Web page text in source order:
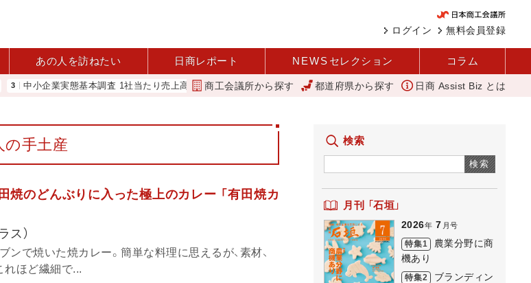
無料会員登録
ログイン
あの人を訪ねたい 日商レポート NEWS セレクション コラム
業実態基本調査 1社当たり売上高2.1億円に 中企庁 「あったらいいね」を商品化 視点を変えて壁を越える女性経営者 西谷
商工会議所から探す 都道府県から探す 日商 Assist Biz とは
の手土産
焼のどんぶりに入った極上のカレー 「有田焼カ
）
ンで焼いた焼カレー。簡単な料理に思えるが、素材、
れほど繊細で...
検索
検索
月刊 「石垣」
2026年 7 月号
特集1
農業分野に商
機あり
特集2
ブランディン